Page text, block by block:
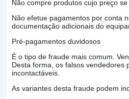
Não compre produtos cujo preço
Não efetue pagamentos por conta
documentação adicionais do
Pré-pagamentos duvidosos
É o tipo de fraude mais comum.
Desta forma, os falsos vendedores
incontactáveis.
As variantes desta fraude podem